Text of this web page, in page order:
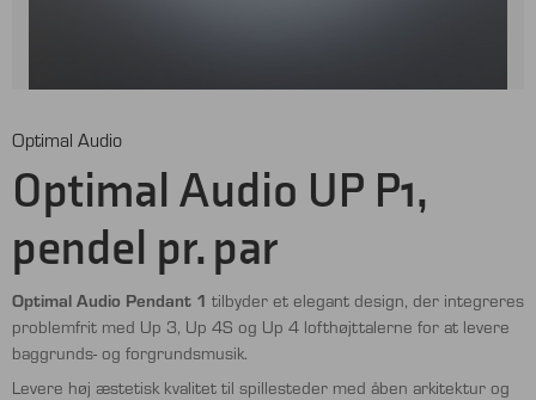
Optimal Audio
Optimal Audio UP P1,
pendel pr. par
Optimal Audio Pendant 1 tilbyder et elegant design, der integreres
problemfrit med Up 3, Up 4S og Up 4 lofthøjttalerne for at levere
baggrunds- og forgrundsmusik.
Levere høj æstetisk kvalitet til spillesteder med åben arkitektur og